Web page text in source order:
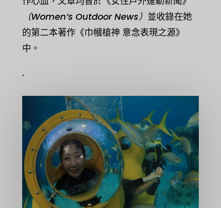
（Women’s Outdoor News） 並收錄在她
的第二本著作《巾幗槍神 意念表現之源》
中。
.